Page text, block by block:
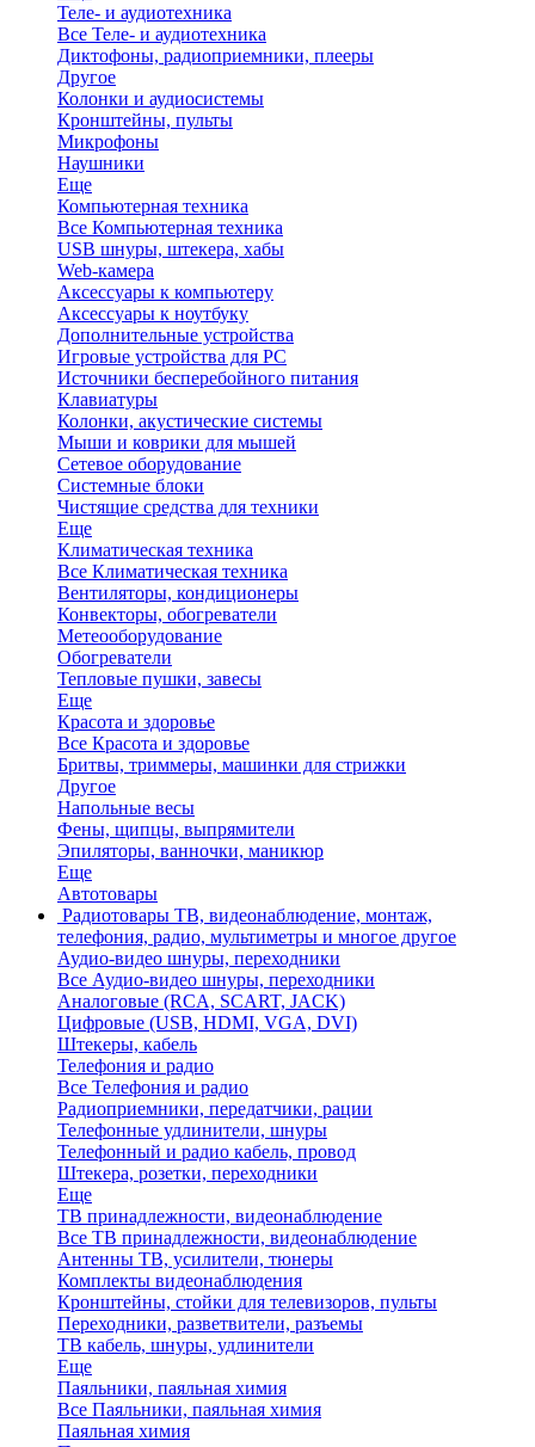
Теле- и аудиотехника
Все Теле- и аудиотехника
Диктофоны, радиоприемники, плееры
Другое
Колонки и аудиосистемы
Кронштейны, пульты
Микрофоны
Наушники
Еще
Компьютерная техника
Все Компьютерная техника
USB шнуры, штекера, хабы
Web-камера
Аксессуары к компьютеру
Аксессуары к ноутбуку
Дополнительные устройства
Игровые устройства для PC
Источники бесперебойного питания
Клавиатуры
Колонки, акустические системы
Мыши и коврики для мышей
Сетевое оборудование
Системные блоки
Чистящие средства для техники
Еще
Климатическая техника
Все Климатическая техника
Вентиляторы, кондиционеры
Конвекторы, обогреватели
Метеооборудование
Обогреватели
Тепловые пушки, завесы
Еще
Красота и здоровье
Все Красота и здоровье
Бритвы, триммеры, машинки для стрижки
Другое
Напольные весы
Фены, щипцы, выпрямители
Эпиляторы, ванночки, маникюр
Еще
Автотовары
Радиотовары ТВ, видеонаблюдение, монтаж,
телефония, радио, мультиметры и многое другое
Аудио-видео шнуры, переходники
Все Аудио-видео шнуры, переходники
Аналоговые (RCA, SCART, JACK)
Цифровые (USB, HDMI, VGA, DVI)
Штекеры, кабель
Телефония и радио
Все Телефония и радио
Радиоприемники, передатчики, рации
Телефонные удлинители, шнуры
Телефонный и радио кабель, провод
Штекера, розетки, переходники
Еще
ТВ принадлежности, видеонаблюдение
Все ТВ принадлежности, видеонаблюдение
Антенны ТВ, усилители, тюнеры
Комплекты видеонаблюдения
Кронштейны, стойки для телевизоров, пульты
Переходники, разветвители, разъемы
ТВ кабель, шнуры, удлинители
Еще
Паяльники, паяльная химия
Все Паяльники, паяльная химия
Паяльная химия